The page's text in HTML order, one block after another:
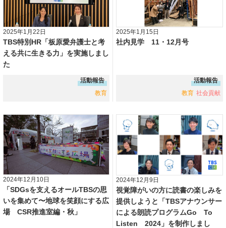
2025年1月22日
TBS特別HR「板原愛弁護士と考
える共に生きる力」を実施しまし
た
活動報告
教育
2025年1月15日
社内見学 11・12月号
活動報告
教育 社会貢献
2024年12月10日
「SDGsを支えるオールTBSの思
いを集めて〜地球を笑顔にする広
場 CSR推進室編・秋」
2024年12月9日
視覚障がいの方に読書の楽しみを
提供しようと「TBSアナウンサー
による朗読プログラムGo To
Listen 2024」を制作しまし